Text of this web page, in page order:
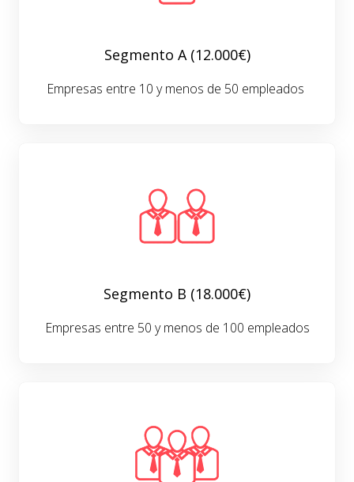
Segmento A (12.000€)
Empresas entre 10 y menos de 50 empleados
Segmento B (18.000€)
Empresas entre 50 y menos de 100 empleados